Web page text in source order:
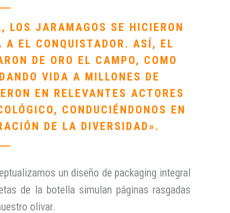
LOS JARAMAGOS SE HICIERON
A EL CONQUISTADOR. ASÍ, EL
DE ORO EL CAMPO, COMO
VIDA A MILLONES DE
EN RELEVANTES ACTORES
CONDUCIÉNDONOS EN
DE LA DIVERSIDAD».
un diseño de packaging integral
de la botella simulan páginas rasgadas
olivar.